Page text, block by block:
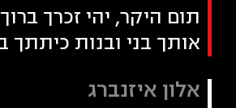
תום היקר, יהי זכרך
אותך בני ובנות כיתתך
אלון איזנברג